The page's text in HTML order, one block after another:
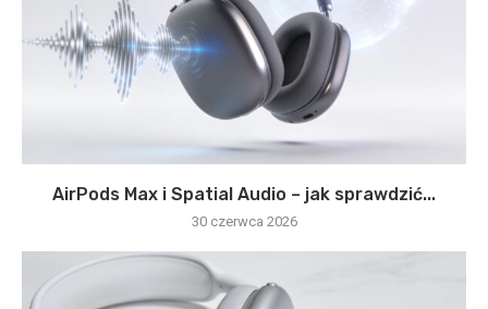
AirPods Max i Spatial Audio – jak sprawdzić...
30 czerwca 2026